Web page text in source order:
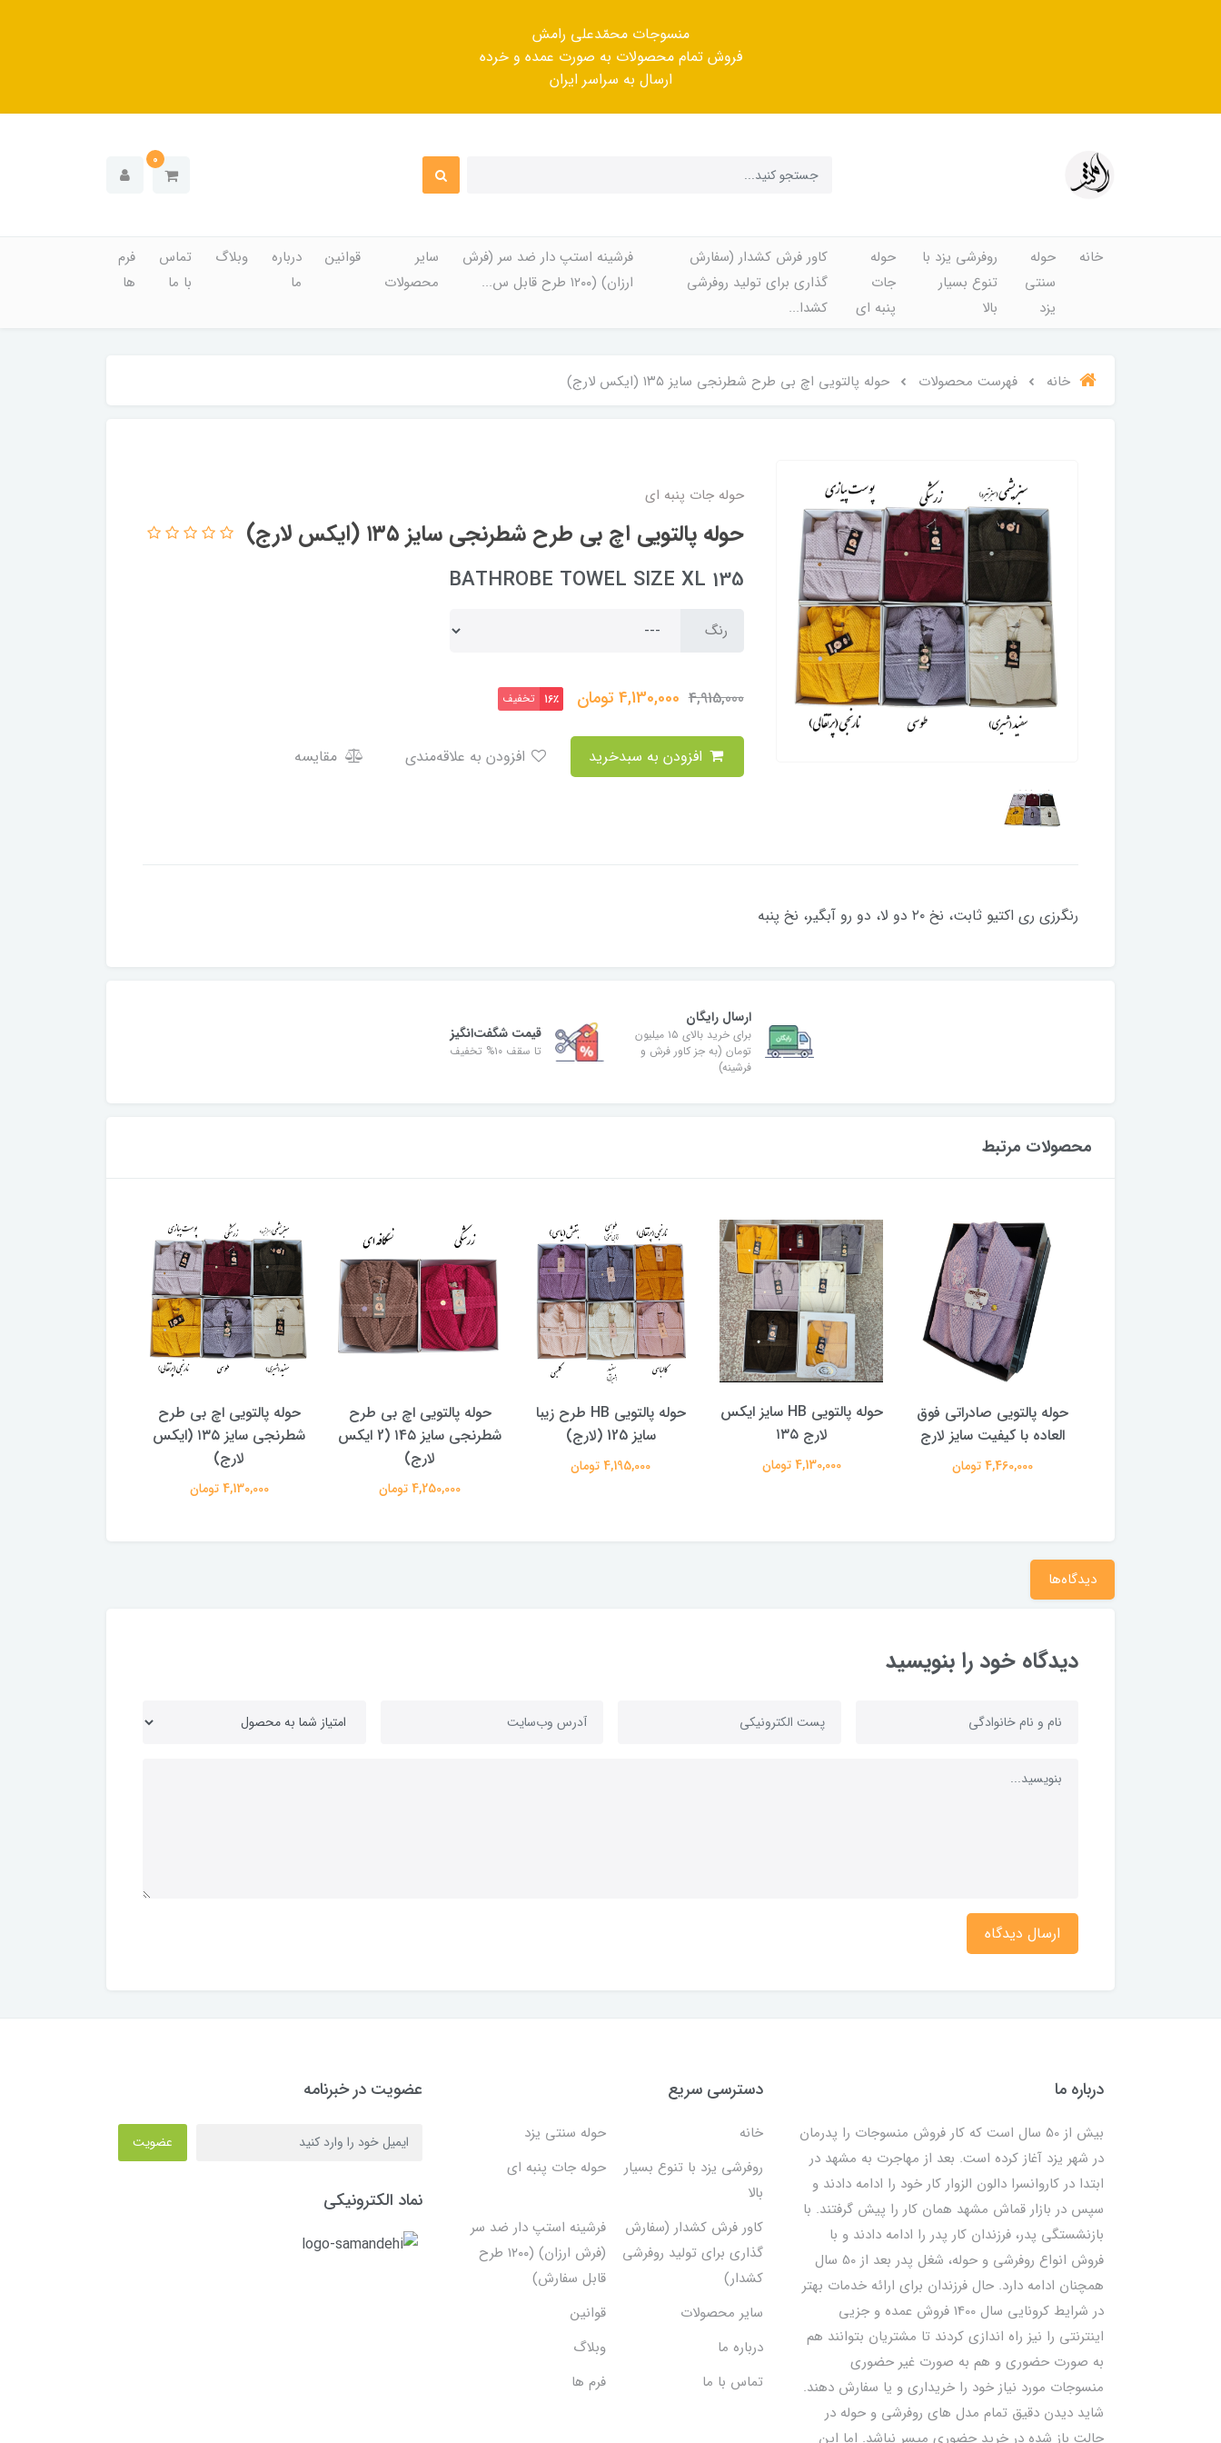
منسوجات محمّدعلی رامش
فروش تمام محصولات به صورت عمده و خرده
ارسال به سراسر ایران
0
خانه
حوله
سنتی
یزد
روفرشی یزد با
تنوع بسیار
بالا
حوله
جات
پنبه ای
کاور فرش کشدار (سفارش
گذاری برای تولید روفرشی
کشدا...
فرشینه استپ دار ضد سر (فرش
ارزان) (۱۲۰۰ طرح قابل س...
سایر
محصولات
قوانین
درباره
ما
وبلاگ
تماس
با ما
فرم
ها
خانه فهرست محصولات حوله پالتویی اچ بی طرح شطرنجی سایز ۱۳۵ (ایکس لارج)
حوله جات پنبه ای
حوله پالتویی اچ بی طرح شطرنجی سایز ۱۳۵ (ایکس لارج)
BATHROBE TOWEL SIZE XL 135
رنگ
4,915,000
4,130,000تومان 16٪ تخفیف
مقایسه
رنگرزی ری اکتیو ثابت، نخ ۲۰ دو لا، دو رو آبگیر، نخ پنبه
ارسال رایگان
برای خرید بالای ۱۵ میلیون
تومان (به جز کاور فرش و
فرشینه)
قیمت شگفت‌انگیز
تا سقف ۱۰% تخفیف
محصولات مرتبط
حوله پالتویی صادراتی فوق
العاده با کیفیت سایز لارج
4,460,000 تومان
حوله پالتویی HB سایز ایکس
لارج ۱۳۵
4,130,000 تومان
حوله پالتویی HB طرح زیبا
سایز 125 (لارج)
4,195,000 تومان
حوله پالتویی اچ بی طرح
شطرنجی سایز ۱4۵ (2 ایکس
لارج)
4,250,000 تومان
حوله پالتویی اچ بی طرح
شطرنجی سایز ۱۳۵ (ایکس
لارج)
4,130,000 تومان
دیدگاه‌ها
دیدگاه خود را بنویسید
ارسال دیدگاه
درباره ما
بیش از 50 سال است که کار فروش منسوجات را پدرمان
در شهر یزد آغاز کرده است. بعد از مهاجرت به مشهد در
ابتدا در کاروانسرا دالون الزوار کار خود را ادامه دادند و
سپس در بازار قماش مشهد همان کار را پیش گرفتند. با
بازنشستگی پدر، فرزندان کار پدر را ادامه دادند و با
فروش انواع روفرشی و حوله، شغل پدر بعد از 50 سال
همچنان ادامه دارد. حال فرزندان برای ارائه خدمات بهتر
در شرایط کرونایی سال 1400 فروش عمده و جزیی
اینترنتی را نیز راه اندازی کردند تا مشتریان بتوانند هم
به صورت حضوری و هم به صورت غیر حضوری
منسوجات مورد نیاز خود را خریداری و یا سفارش دهند.
شاید دیدن دقیق تمام مدل های روفرشی و حوله در
حالت باز شده در خرید حضوری میسر نباشد. اما این
دسترسی سریع
خانه
حوله سنتی یزد
روفرشی یزد با تنوع بسیار
بالا
حوله جات پنبه ای
کاور فرش کشدار (سفارش
گذاری برای تولید روفرشی
کشدار)
فرشینه استپ دار ضد سر
(فرش ارزان) (۱۲۰۰ طرح
قابل سفارش)
سایر محصولات
قوانین
درباره ما
وبلاگ
تماس با ما
فرم ها
عضویت در خبرنامه
عضویت
نماد الکترونیکی